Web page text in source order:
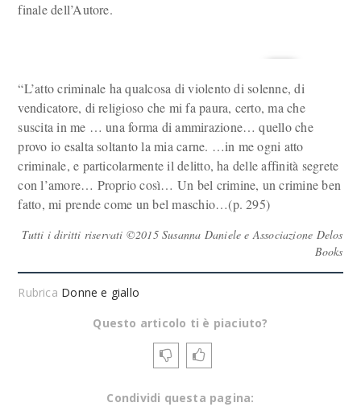
finale dell’Autore.
“L’atto criminale ha qualcosa di violento di solenne, di
vendicatore, di religioso che mi fa paura, certo, ma che
suscita in me … una forma di ammirazione… quello che
provo io esalta soltanto la mia carne. …in me ogni atto
criminale, e particolarmente il delitto, ha delle affinità segrete
con l’amore… Proprio così… Un bel crimine, un crimine ben
fatto, mi prende come un bel maschio…(p. 295)
Tutti i diritti riservati ©2015 Susanna Daniele e Associazione Delos
Books
Rubrica Donne e giallo
Questo articolo ti è piaciuto?
Condividi questa pagina: